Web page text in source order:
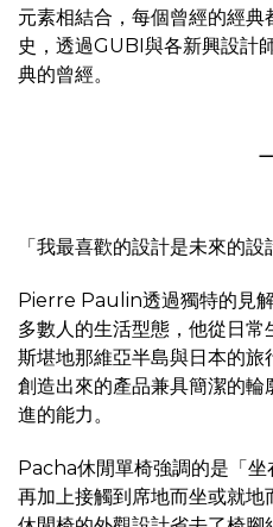
元素相結合，每個曾經的經
史，透過GUBI與各新興設計
典的曾經。
「我最喜歡的設計是未來的設
Pierre Paulin透過獨特的見
多數人的生活型態，他從日
斯堪地那維亞半島與日本的
創造出來的產品兼具簡潔的
進的能力。
Pacha休閒單椅強調的是「坐
再加上接觸到席地而坐或就